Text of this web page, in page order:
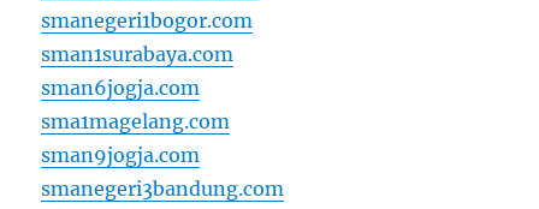
smanegeri1bogor.com
sman1surabaya.com
sman6jogja.com
sma1magelang.com
sman9jogja.com
smanegeri3bandung.com